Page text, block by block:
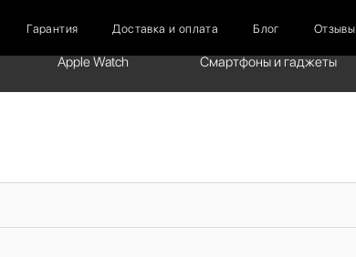
Гарантия Доставка и оплата Блог Отзывы
Apple Watch Смартфоны и гаджеты